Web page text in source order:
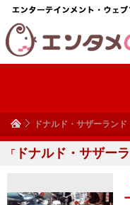
ドナルド・サザーランド
「 ドナルド・サザー